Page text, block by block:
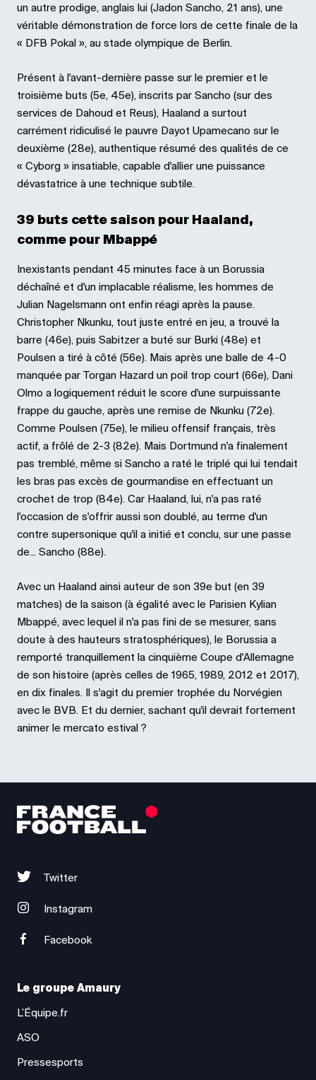
un autre prodige, anglais lui (Jadon Sancho, 21 ans), une
véritable démonstration de force lors de cette finale de la
« DFB Pokal », au stade olympique de Berlin.
Présent à l'avant-dernière passe sur le premier et le
troisième buts (5e, 45e), inscrits par Sancho (sur des
services de Dahoud et Reus), Haaland a surtout
carrément ridiculisé le pauvre Dayot Upamecano sur le
deuxième (28e), authentique résumé des qualités de ce
« Cyborg » insatiable, capable d'allier une puissance
dévastatrice à une technique subtile.
39 buts cette saison pour Haaland,
comme pour Mbappé
Inexistants pendant 45 minutes face à un Borussia
déchaîné et d'un implacable réalisme, les hommes de
Julian Nagelsmann ont enfin réagi après la pause.
Christopher Nkunku, tout juste entré en jeu, a trouvé la
barre (46e), puis Sabitzer a buté sur Burki (48e) et
Poulsen a tiré à côté (56e). Mais après une balle de 4-0
manquée par Torgan Hazard un poil trop court (66e), Dani
Olmo a logiquement réduit le score d'une surpuissante
frappe du gauche, après une remise de Nkunku (72e).
Comme Poulsen (75e), le milieu offensif français, très
actif, a frôlé de 2-3 (82e). Mais Dortmund n'a finalement
pas tremblé, même si Sancho a raté le triplé qui lui tendait
les bras pas excès de gourmandise en effectuant un
crochet de trop (84e). Car Haaland, lui, n'a pas raté
l'occasion de s'offrir aussi son doublé, au terme d'un
contre supersonique qu'il a initié et conclu, sur une passe
de... Sancho (88e).
Avec un Haaland ainsi auteur de son 39e but (en 39
matches) de la saison (à égalité avec le Parisien Kylian
Mbappé, avec lequel il n'a pas fini de se mesurer, sans
doute à des hauteurs stratosphériques), le Borussia a
remporté tranquillement la cinquième Coupe d'Allemagne
de son histoire (après celles de 1965, 1989, 2012 et 2017),
en dix finales. Il s'agit du premier trophée du Norvégien
avec le BVB. Et du dernier, sachant qu'il devrait fortement
animer le mercato estival ?
Twitter
Instagram
Facebook
Le groupe Amaury
L’Équipe.fr
ASO
Pressesports